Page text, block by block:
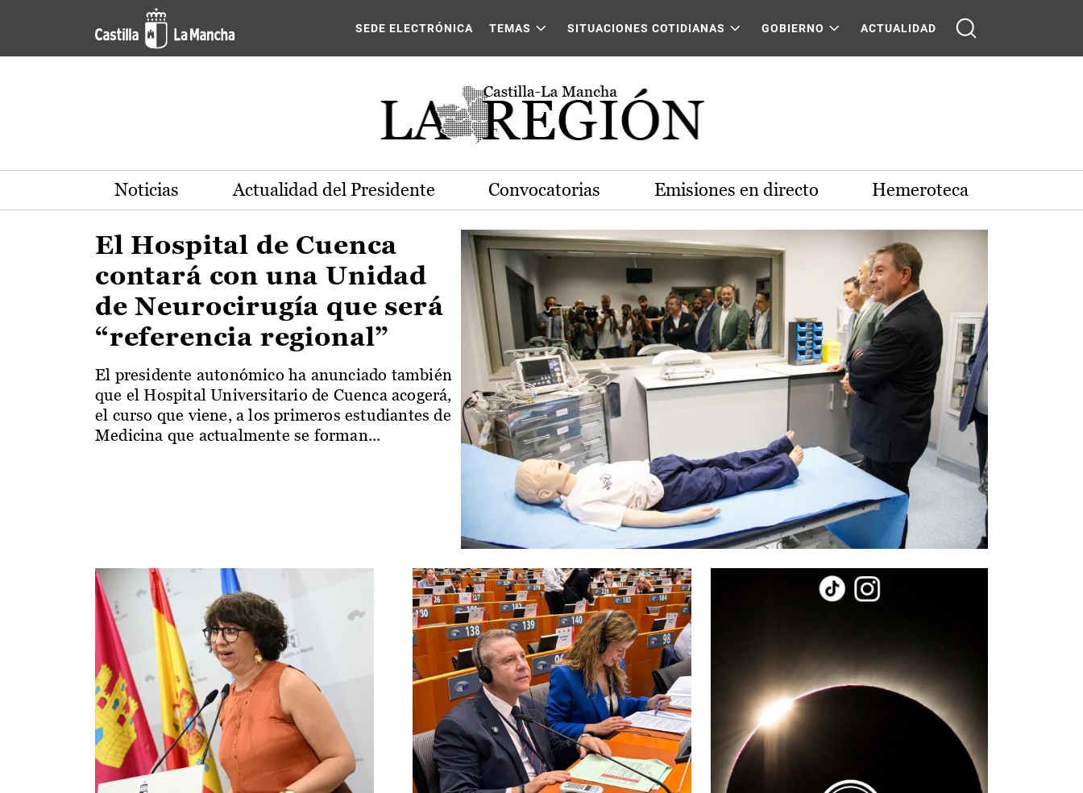
Pasar al contenido principal
Actualidad de la región de Castilla-La Mancha
SEDE ELECTRÓNICA TEMAS SITUACIONES COTIDIANAS GOBIERNO ACTUALIDAD
Noticias Actualidad del Presidente Convocatorias Emisiones en directo Hemeroteca
El Hospital de Cuenca
contará con una Unidad
de Neurocirugía que será
“referencia regional”
El presidente autonómico ha anunciado también
que el Hospital Universitario de Cuenca acogerá,
el curso que viene, a los primeros estudiantes de
Medicina que actualmente se forman...